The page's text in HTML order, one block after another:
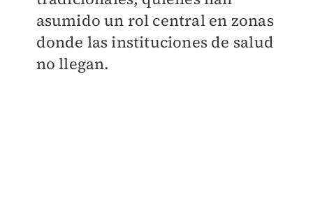
asumido un rol central en zonas
donde las instituciones de salud
no llegan.